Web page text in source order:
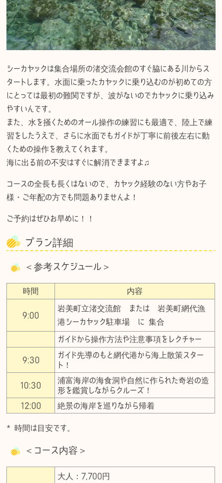
シーカヤックは集合場所の渚交流会館のすぐ脇にある川からス
タートします。水面に乗ったカヤックに乗り込むのが初めての方
にとっては最初の難関ですが、波がないのでカヤックに乗り込み
やすいんです。
また、水を掻くためのオール操作の練習にも最適で、陸上で練
習をしたうえで、さらに水面でもガイドが丁寧に前後左右に動
くための操作を教えてくれます。
海に出る前の不安はすぐに解消できますよ♫
コースの全長も長くはないので、カヤック経験のない方やお子
様・ご年配の方でも問題ありませんよ！
ご予約はぜひお早めに！！
プラン詳細
＜参考スケジュール＞
時間 内容
9:00
岩美町立渚交流館 または 岩美町網代漁
港シーカヤック駐車場 に 集合
ガイドから操作方法や注意事項をレクチャー
9:30
ガイド先導のもと網代港から海上散策スター
ト！
10:30
浦富海岸の海食洞や自然に作られた奇岩の造
形を鑑賞しながらクルーズ！
12:00
絶景の海岸を巡りながら帰着
* 時間は目安です。
＜コース内容＞
大人：7,700円